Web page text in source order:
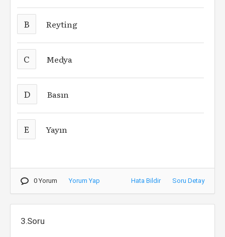
B Reyting
C Medya
D Basın
E Yayın
0 Yorum Yorum Yap Hata Bildir Soru Detay
3.Soru